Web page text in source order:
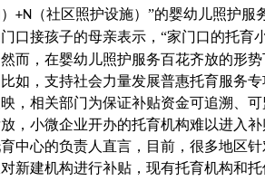
+N
（社区照护设施）”的婴幼儿照护
口接孩子的母亲表示，“家门口的托育
然而，在婴幼儿照护服务百花齐放的形
比如，支持社会力量发展普惠托育服务
映，相关部门为保证补贴资金可追溯、
，小微企业开办的托育机构难以进入
中心的负责人直言，目前，很多地区
对新建机构进行补贴，现有托育机构和